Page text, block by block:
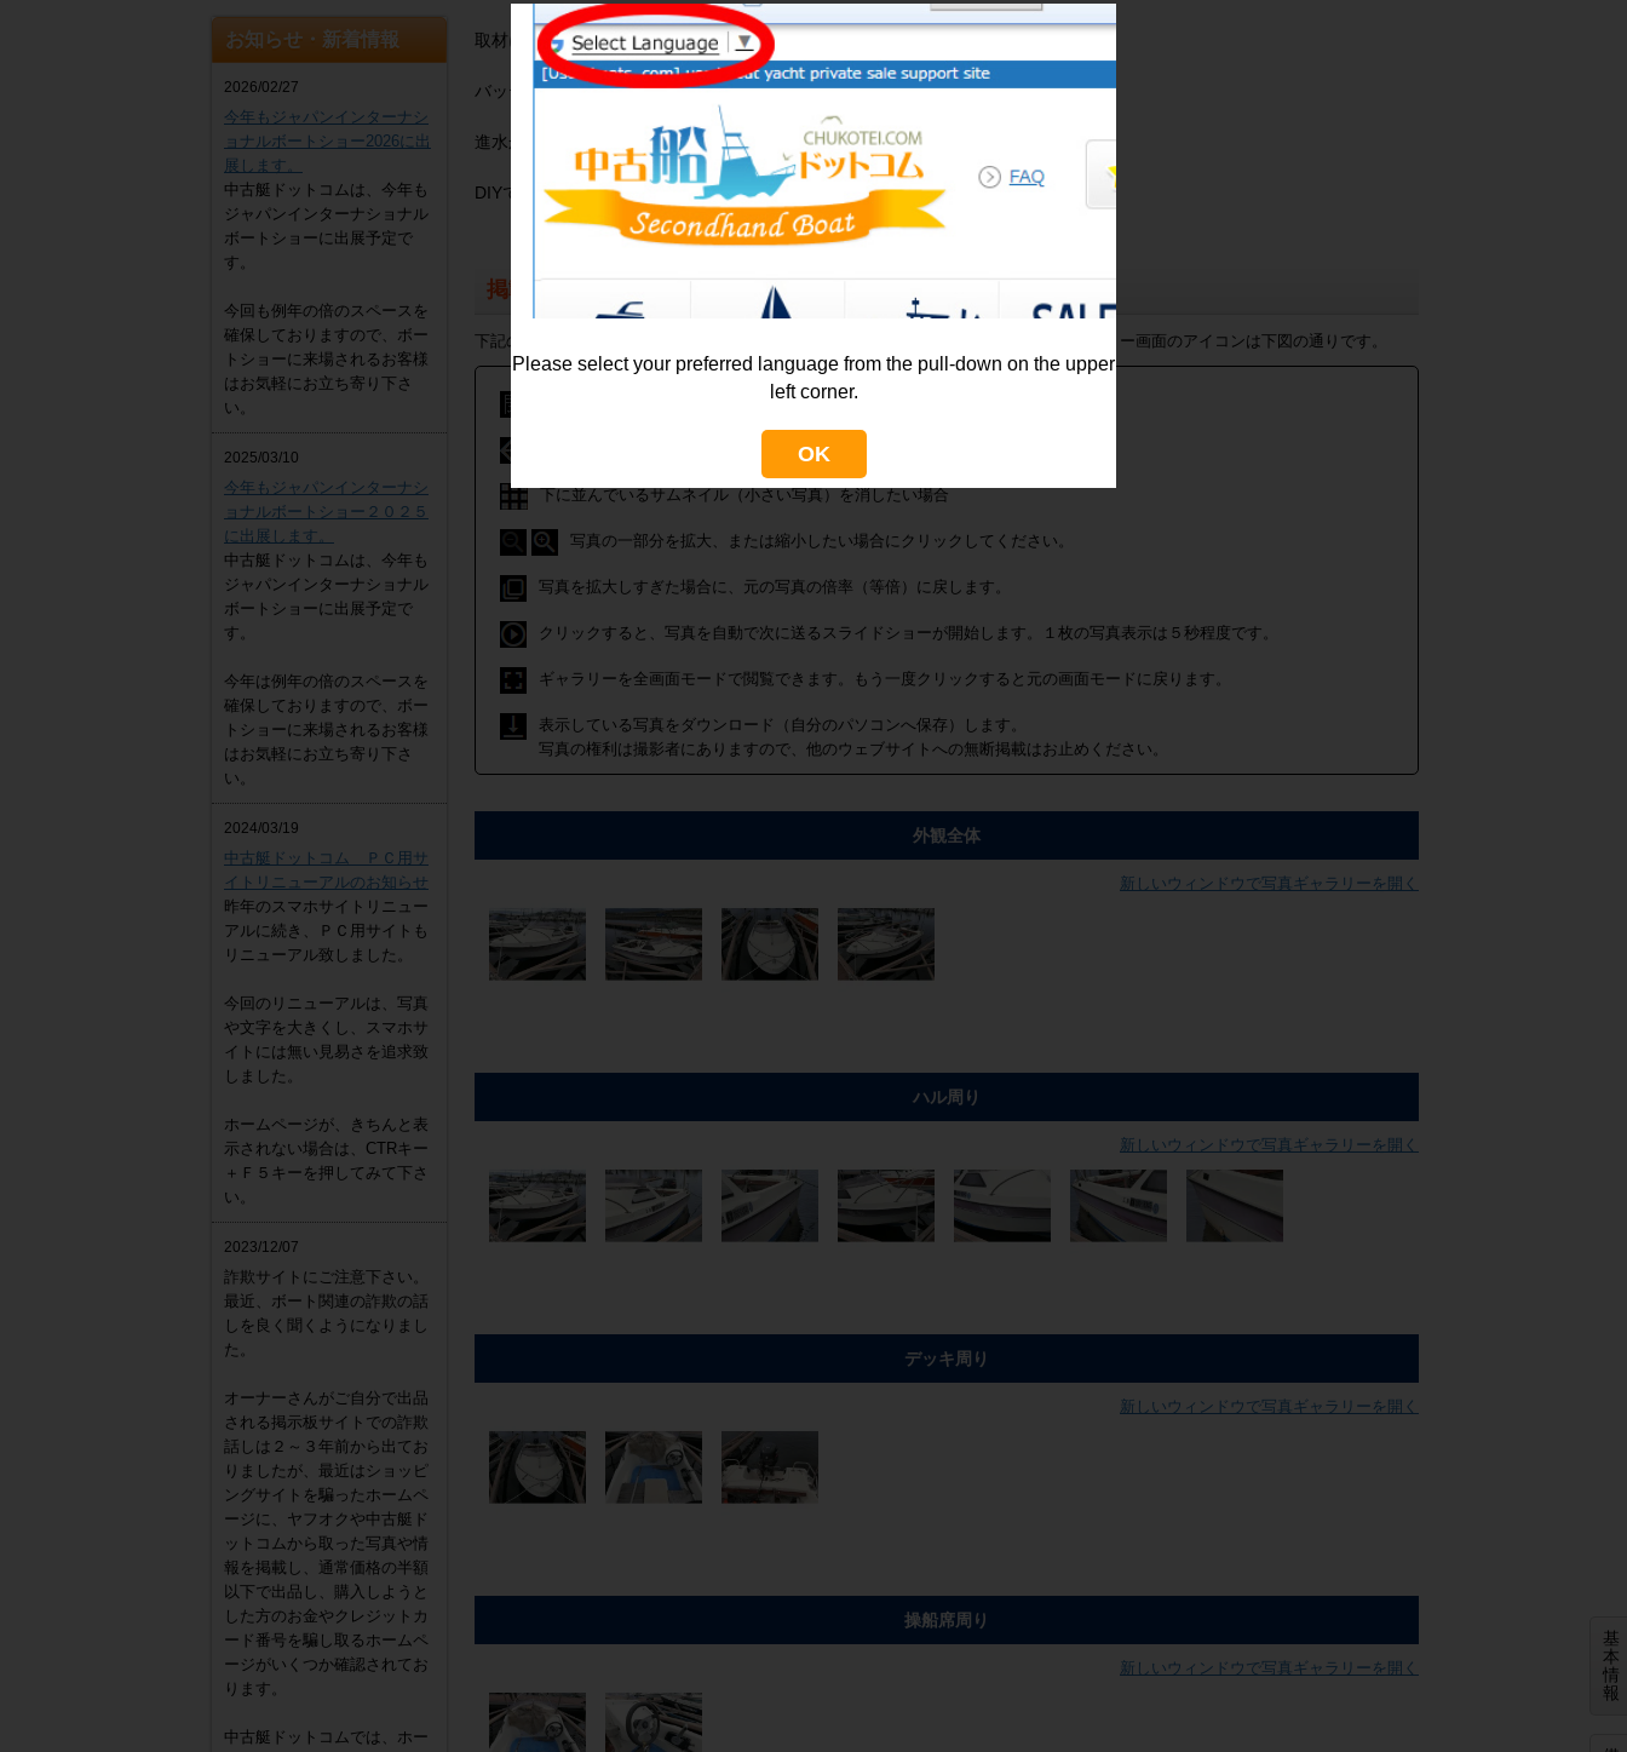
ヤンマー DE30EZ
4,300,000
お知らせ・新着情報
2026/02/27
今年もジャパンインターナシ
ョナルボートショー2026に出
展します。
中古艇ドットコムは、今年も
ジャパンインターナショナル
ボートショーに出展予定で
す。
今回も例年の倍のスペースを
確保しておりますので、ボー
トショーに来場されるお客様
はお気軽にお立ち寄り下さ
い。
2025/03/10
今年もジャパンインターナシ
ョナルボートショー２０２５
に出展します。
中古艇ドットコムは、今年も
ジャパンインターナショナル
ボートショーに出展予定で
す。
今年は例年の倍のスペースを
確保しておりますので、ボー
トショーに来場されるお客様
はお気軽にお立ち寄り下さ
い。
2024/03/19
中古艇ドットコム ＰＣ用サ
イトリニューアルのお知らせ
昨年のスマホサイトリニュー
アルに続き、ＰＣ用サイトも
リニューアル致しました。
今回のリニューアルは、写真
や文字を大きくし、スマホサ
イトには無い見易さを追求致
しました。
ホームページが、きちんと表
示されない場合は、CTRキー
＋Ｆ５キーを押してみて下さ
い。
2023/12/07
詐欺サイトにご注意下さい。
最近、ボート関連の詐欺の話
しを良く聞くようになりまし
た。
オーナーさんがご自分で出品
される掲示板サイトでの詐欺
話しは２～３年前から出てお
りましたが、最近はショッピ
ングサイトを騙ったホームペ
ージに、ヤフオクや中古艇ド
ットコムから取った写真や情
報を掲載し、通常価格の半額
以下で出品し、購入しようと
した方のお金やクレジットカ
ード番号を騙し取るホームペ
ージがいくつか確認されてお
ります。
中古艇ドットコムでは、ホー
基
本
情
報
取材にお伺いしたとき、バッテリーがあがっていたので始動確認できませんでした。
バッテリーは再充電して使えるようにするそうです。
進水からかなりの時間がたっていますので、紫外線劣化、使用に伴う傷があります。
DIYでいろいろ作り上げる楽しみがある船になります。
掲載艇写真
下記の写真いずれかをクリックすると、大きなギャラリー画面でご確認頂けます。ギャラリー画面のアイコンは下図の通りです。
上記ボタン、又は余白の黒背景(どこでも可)をクリックで元の画面に戻れます。
左右の矢印クリックで次の写真へスライドします。
下に並んでいるサムネイル（小さい写真）を消したい場合
写真の一部分を拡大、または縮小したい場合にクリックしてください。
写真を拡大しすぎた場合に、元の写真の倍率（等倍）に戻します。
クリックすると、写真を自動で次に送るスライドショーが開始します。１枚の写真表示は５秒程度です。
ギャラリーを全画面モードで閲覧できます。もう一度クリックすると元の画面モードに戻ります。
表示している写真をダウンロード（自分のパソコンへ保存）します。
写真の権利は撮影者にありますので、他のウェブサイトへの無断掲載はお止めください。
外観全体
新しいウィンドウで写真ギャラリーを開く
ハル周り
新しいウィンドウで写真ギャラリーを開く
デッキ周り
新しいウィンドウで写真ギャラリーを開く
操船席周り
新しいウィンドウで写真ギャラリーを開く
Please select your preferred language from the pull-down on the upper
left corner.
OK